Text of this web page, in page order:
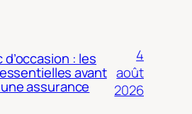
: les
avant
assurance
4
août
2026